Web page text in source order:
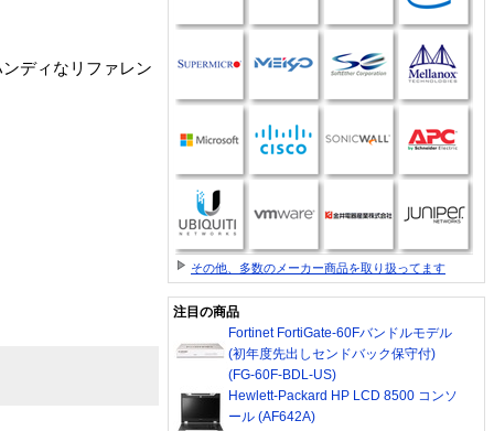
ディなリファレン
その他、多数のメーカー商品を取り扱ってます
注目の商品
Fortinet FortiGate-60Fバンドルモデル
(初年度先出しセンドバック保守付)
(FG-60F-BDL-US)
Hewlett-Packard HP LCD 8500 コンソ
ール (AF642A)